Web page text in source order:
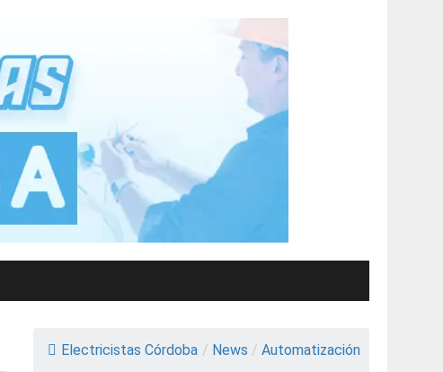
Electricistas Córdoba / News / Automatización